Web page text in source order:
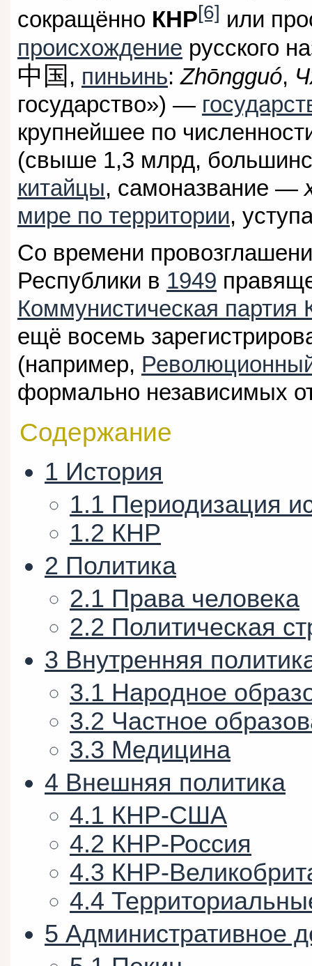
сокращённо КНР[6] или
происхождение русского
中国 , пиньинь:Zhōngguó,
государство») —
крупнейшее по
(свыше 1,3 млрд,
китайцы, самоназвание —
мире по территории,
Со времени
Республики в 1949
Коммунистическая партия
ещё восемь
(например,
формально независимых
Содержание
1 История
1.1 Периодизация
1.2 КНР
2 Политика
2.1 Права человека
2.2 Политическая
3 Внутренняя
3.1 Народное
3.2 Частное
3.3 Медицина
4 Внешняя политика
4.1 КНР-США
4.2 КНР-Россия
4.3 КНР-
4.4
5 Административное